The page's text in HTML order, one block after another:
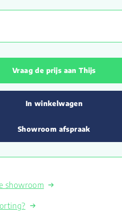
Vraag de prijs aan Thijs
In winkelwagen
Showroom afspraak
showroom